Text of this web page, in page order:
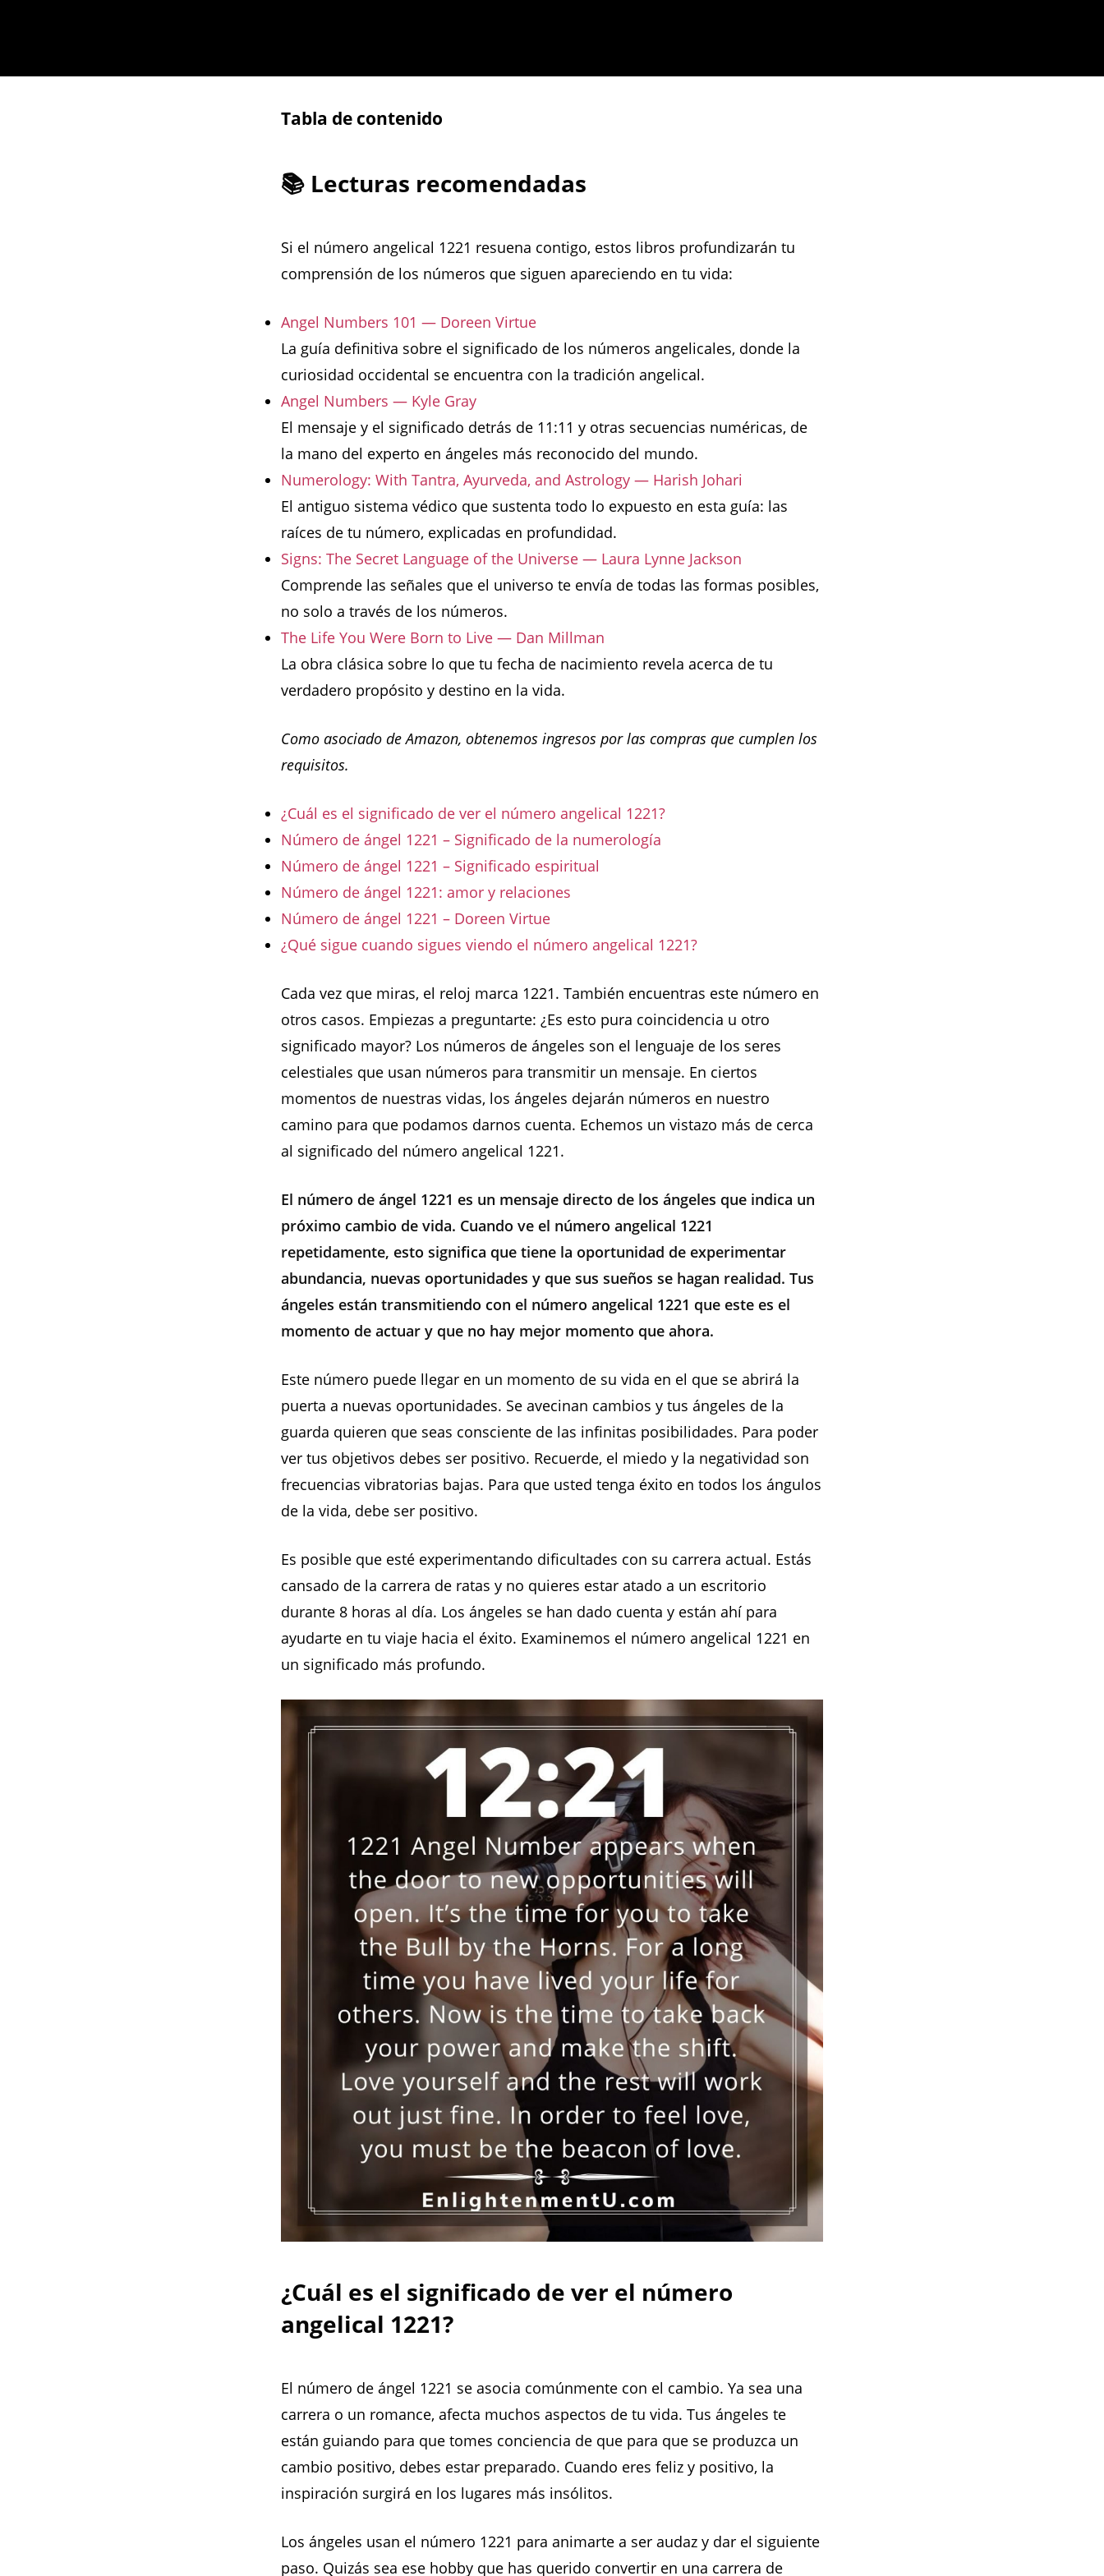
Tabla de contenido
📚 Lecturas recomendadas
Si el número angelical 1221 resuena contigo, estos libros profundizarán tu
comprensión de los números que siguen apareciendo en tu vida:
Angel Numbers 101 — Doreen Virtue
La guía definitiva sobre el significado de los números angelicales, donde la
curiosidad occidental se encuentra con la tradición angelical.
Angel Numbers — Kyle Gray
El mensaje y el significado detrás de 11:11 y otras secuencias numéricas, de
la mano del experto en ángeles más reconocido del mundo.
Numerology: With Tantra, Ayurveda, and Astrology — Harish Johari
El antiguo sistema védico que sustenta todo lo expuesto en esta guía: las
raíces de tu número, explicadas en profundidad.
Signs: The Secret Language of the Universe — Laura Lynne Jackson
Comprende las señales que el universo te envía de todas las formas posibles,
no solo a través de los números.
The Life You Were Born to Live — Dan Millman
La obra clásica sobre lo que tu fecha de nacimiento revela acerca de tu
verdadero propósito y destino en la vida.
Como asociado de Amazon, obtenemos ingresos por las compras que cumplen los
requisitos.
¿Cuál es el significado de ver el número angelical 1221?
Número de ángel 1221 – Significado de la numerología
Número de ángel 1221 – Significado espiritual
Número de ángel 1221: amor y relaciones
Número de ángel 1221 – Doreen Virtue
¿Qué sigue cuando sigues viendo el número angelical 1221?
Cada vez que miras, el reloj marca 1221. También encuentras este número en
otros casos. Empiezas a preguntarte: ¿Es esto pura coincidencia u otro
significado mayor? Los números de ángeles son el lenguaje de los seres
celestiales que usan números para transmitir un mensaje. En ciertos
momentos de nuestras vidas, los ángeles dejarán números en nuestro
camino para que podamos darnos cuenta. Echemos un vistazo más de cerca
al significado del número angelical 1221.
El número de ángel 1221 es un mensaje directo de los ángeles que indica un
próximo cambio de vida. Cuando ve el número angelical 1221
repetidamente, esto significa que tiene la oportunidad de experimentar
abundancia, nuevas oportunidades y que sus sueños se hagan realidad. Tus
ángeles están transmitiendo con el número angelical 1221 que este es el
momento de actuar y que no hay mejor momento que ahora.
Este número puede llegar en un momento de su vida en el que se abrirá la
puerta a nuevas oportunidades. Se avecinan cambios y tus ángeles de la
guarda quieren que seas consciente de las infinitas posibilidades. Para poder
ver tus objetivos debes ser positivo. Recuerde, el miedo y la negatividad son
frecuencias vibratorias bajas. Para que usted tenga éxito en todos los ángulos
de la vida, debe ser positivo.
Es posible que esté experimentando dificultades con su carrera actual. Estás
cansado de la carrera de ratas y no quieres estar atado a un escritorio
durante 8 horas al día. Los ángeles se han dado cuenta y están ahí para
ayudarte en tu viaje hacia el éxito. Examinemos el número angelical 1221 en
un significado más profundo.
¿Cuál es el significado de ver el número
angelical 1221?
El número de ángel 1221 se asocia comúnmente con el cambio. Ya sea una
carrera o un romance, afecta muchos aspectos de tu vida. Tus ángeles te
están guiando para que tomes conciencia de que para que se produzca un
cambio positivo, debes estar preparado. Cuando eres feliz y positivo, la
inspiración surgirá en los lugares más insólitos.
Los ángeles usan el número 1221 para animarte a ser audaz y dar el siguiente
paso. Quizás sea ese hobby que has querido convertir en una carrera de